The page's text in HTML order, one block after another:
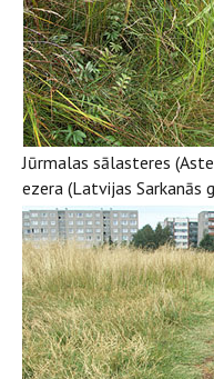
Jūrmalas sālasteres
ezera (Latvijas Sarkanās